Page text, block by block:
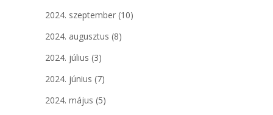
2024. szeptember (10)
2024. augusztus (8)
2024. július (3)
2024. június (7)
2024. május (5)